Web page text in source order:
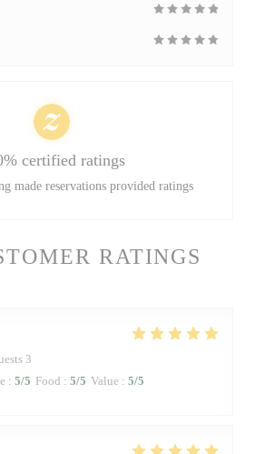
RATINGS
3
: 5/5 Food : 5/5 Value : 5/5
certified ratings
made reservations provided ratings